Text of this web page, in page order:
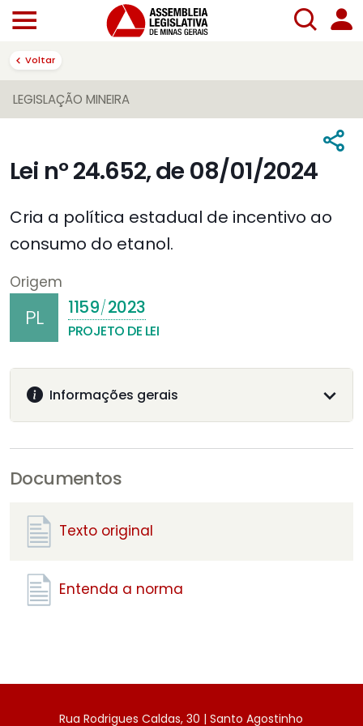
Voltar
LEGISLAÇÃO MINEIRA
Lei nº 24.652, de 08/01/2024
Cria a política estadual de incentivo ao
consumo do etanol.
Origem
PL 1159/2023
PROJETO DE LEI
Informações gerais
Documentos
Texto original
Entenda a norma
Rua Rodrigues Caldas, 30 | Santo Agostinho